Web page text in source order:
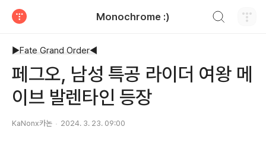
Monochrome :)
▶Fate Grand Order◀
페그오, 남성 특공 라이더 여왕 메
이브 발렌타인 등장
KaNonx카논 2024. 3. 23. 09:00